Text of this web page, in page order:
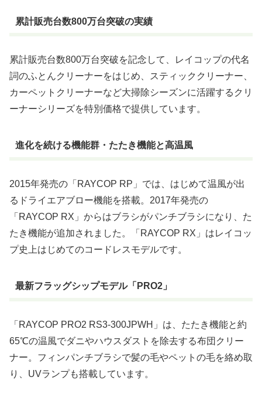
累計販売台数800万台突破の実績
累計販売台数800万台突破を記念して、レイコップの代名
詞のふとんクリーナーをはじめ、スティッククリーナー、
カーペットクリーナーなど大掃除シーズンに活躍するクリ
ーナーシリーズを特別価格で提供しています。
進化を続ける機能群・たたき機能と高温風
2015年発売の「RAYCOP RP」では、はじめて温風が出
るドライエアブロー機能を搭載。2017年発売の
「RAYCOP RX」からはブラシがパンチブラシになり、た
たき機能が追加されました。「RAYCOP RX」はレイコッ
プ史上はじめてのコードレスモデルです。
最新フラッグシップモデル「PRO2」
「RAYCOP PRO2 RS3-300JPWH」は、たたき機能と約
65℃の温風でダニやハウスダストを除去する布団クリー
ナー。フィンパンチブラシで髪の毛やペットの毛を絡め取
り、UVランプも搭載しています。